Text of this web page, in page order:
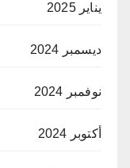
يناير 2025
ديسمبر 2024
نوفمبر 2024
أكتوبر 2024